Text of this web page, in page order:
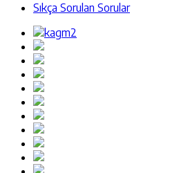
Sıkça Sorulan Sorular